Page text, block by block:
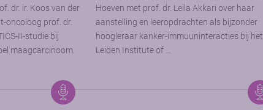
dr. ir. Koos van der
oncoloog prof. dr.
II-studie bij
maagcarcinoom.
Hoeven met prof. dr. Leila Akkari over haar
aanstelling en leeropdrachten als bijzonder
hoogleraar kanker-immuuninteracties bij het
Leiden Institute of …